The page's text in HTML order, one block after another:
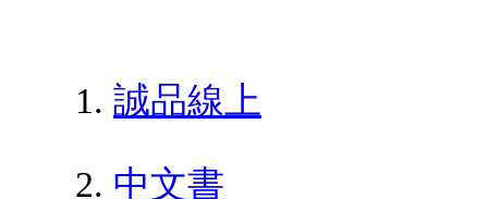
誠品線上
中文書